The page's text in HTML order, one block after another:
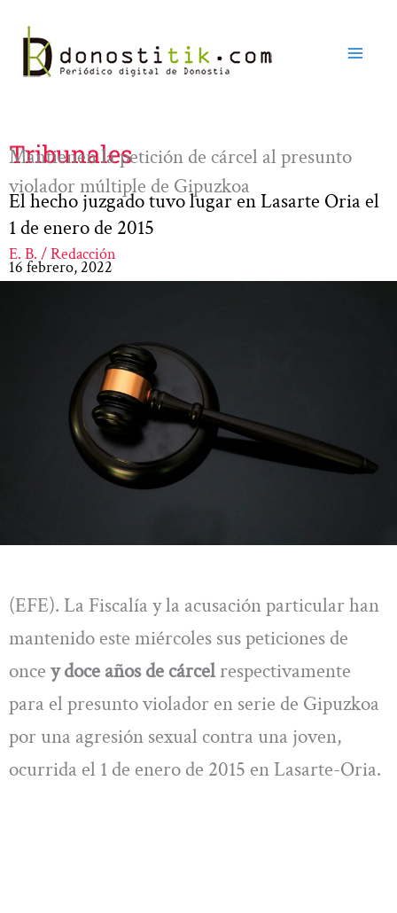
contenido
Tribunales
Mantienen la petición de cárcel al presunto
violador múltiple de Gipuzkoa
El hecho juzgado tuvo lugar en Lasarte Oria el
1 de enero de 2015
E. B. / Redacción
16 febrero, 2022
(EFE). La Fiscalía y la acusación particular han
mantenido este miércoles sus peticiones de
once y doce años de cárcelrespectivamente
para el presunto violador en serie de Gipuzkoa
por una agresión sexual contra una joven,
ocurrida el 1 de enero de 2015 en Lasarte-Oria.